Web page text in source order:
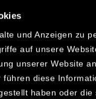
und Anzeigen zu
auf unsere
unserer Website
diese
haben oder